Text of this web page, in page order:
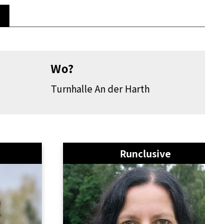
Wo?
Turnhalle An der Harth
Runclusive